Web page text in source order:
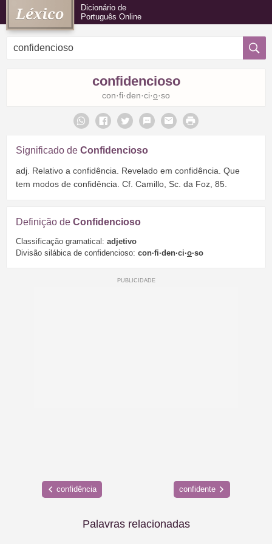
Dicionário de
Português Online
confidencioso
con·fi·den·ci·o·so
Significado de Confidencioso
adj. Relativo a confidência. Revelado em confidência. Que
tem modos de confidência. Cf. Camillo, Sc. da Foz, 85.
Definição de Confidencioso
Classificação gramatical: adjetivo
Divisão silábica de confidencioso: con·fi·den·ci·o·so
confidência confidente
Palavras relacionadas